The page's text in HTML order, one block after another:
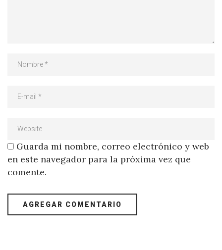
Guarda mi nombre, correo electrónico y web
en este navegador para la próxima vez que
comente.